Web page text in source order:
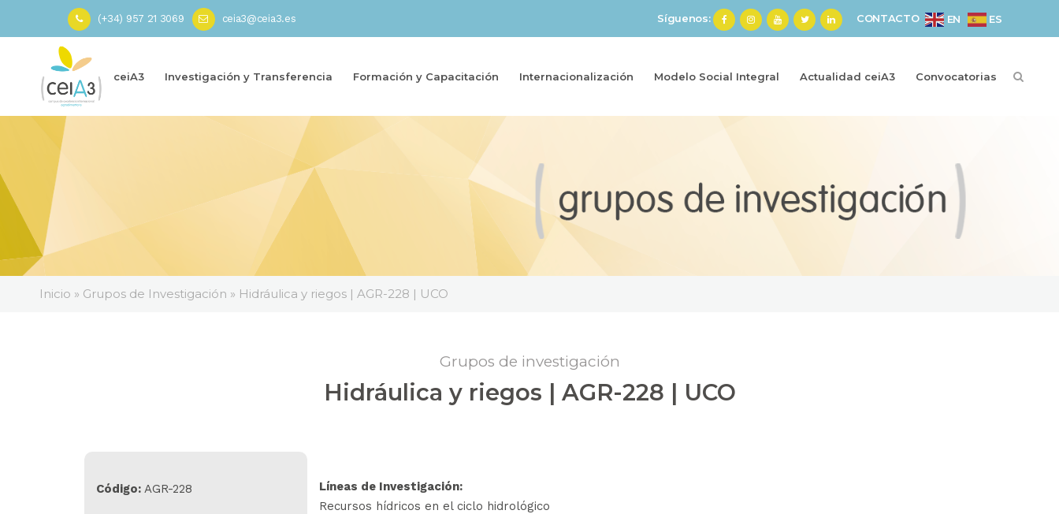
(+34) 957 21 3069 ceia3@ceia3.es Síguenos: CONTACTO EN ES
ceiA3 Investigación y Transferencia Formación y Capacitación Internacionalización Modelo Social Integral Actualidad ceiA3 Convocatorias
Inicio » Grupos de Investigación » Hidráulica y riegos | AGR-228 | UCO
Grupos de investigación
Hidráulica y riegos | AGR-228 | UCO
Código: AGR-228
Líneas de Investigación:
Recursos hídricos en el ciclo hidrológico